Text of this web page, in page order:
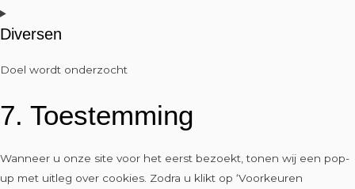
Diversen
Doel wordt onderzocht
7. Toestemming
Wanneer u onze site voor het eerst bezoekt, tonen wij een pop-
up met uitleg over cookies. Zodra u klikt op ‘Voorkeuren